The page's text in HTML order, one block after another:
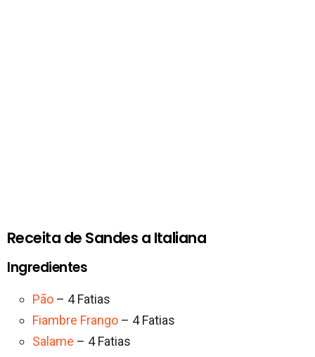
Receita de Sandes a Italiana
Ingredientes
Pão – 4 Fatias
Fiambre Frango – 4 Fatias
Salame – 4 Fatias